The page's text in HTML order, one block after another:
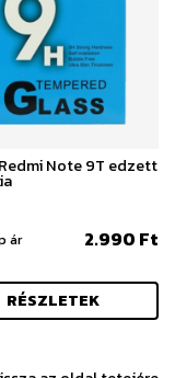
Note 9T edzett
ár 2.990 Ft
RÉSZLETEK